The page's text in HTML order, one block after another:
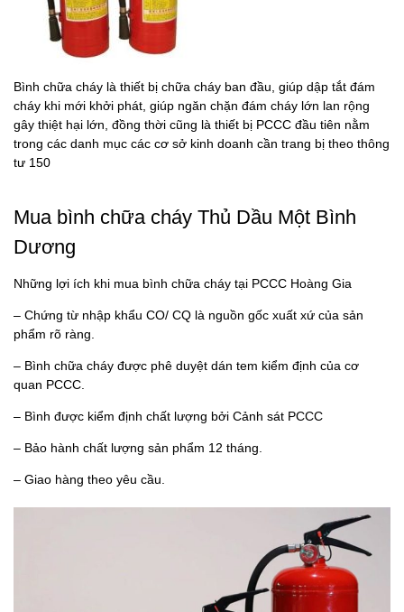
Bình chữa cháy là thiết bị chữa cháy ban đầu, giúp dập tắt đám
cháy khi mới khởi phát, giúp ngăn chặn đám cháy lớn lan rộng
gây thiệt hại lớn, đồng thời cũng là thiết bị PCCC đầu tiên nằm
trong các danh mục các cơ sở kinh doanh cần trang bị theo thông
tư 150
Mua bình chữa cháy Thủ Dầu Một Bình
Dương
Những lợi ích khi mua bình chữa cháy tại PCCC Hoàng Gia
– Chứng từ nhập khẩu CO/ CQ là nguồn gốc xuất xứ của sản
phẩm rõ ràng.
– Bình chữa cháy được phê duyệt dán tem kiểm định của cơ
quan PCCC.
– Bình được kiểm định chất lượng bởi Cảnh sát PCCC
– Bảo hành chất lượng sản phẩm 12 tháng.
– Giao hàng theo yêu cầu.